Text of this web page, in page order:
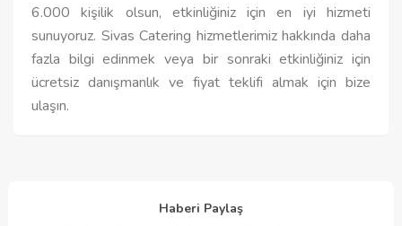
6.000 kişilik olsun, etkinliğiniz için en iyi hizmeti
sunuyoruz. Sivas Catering hizmetlerimiz hakkında daha
fazla bilgi edinmek veya bir sonraki etkinliğiniz için
ücretsiz danışmanlık ve fiyat teklifi almak için bize
ulaşın.
Haberi Paylaş